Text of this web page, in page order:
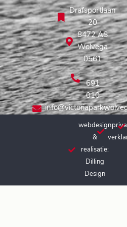
Drafsportlaan
20
8472 AS
Wolvega
0561
-
691
010
webdesign
&
realisatie:
Dilling
Design